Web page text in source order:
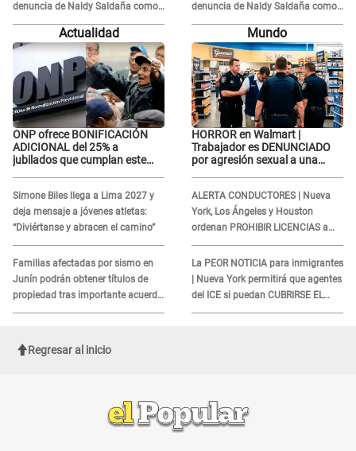
denuncia de Naldy Saldaña como
'acto bochornoso': "No es justo
atacar a otra mujer"
denuncia de Naldy Saldaña como
'acto bochornoso': "No es justo
atacar a otra mujer"
Actualidad
ONP ofrece BONIFICACIÓN
ADICIONAL del 25% a
jubilados que cumplan este
Simone Biles llega a Lima 2027 y
deja mensaje a jóvenes atletas:
“Diviértanse y abracen el camino”
Familias afectadas por sismo en
Junín podrán obtener títulos de
propiedad tras importante acuerdo
de Cofopri
Mundo
HORROR en Walmart |
Trabajador es DENUNCIADO
por agresión sexual a una
ALERTA CONDUCTORES | Nueva
York, Los Ángeles y Houston
ordenan PROHIBIR LICENCIAS a
quienes no presenten ESTE
DOCUMENTO
La PEOR NOTICIA para inmigrantes
| Nueva York permitirá que agentes
del ICE si puedan CUBRIRSE EL
ROSTRO
Regresar al inicio